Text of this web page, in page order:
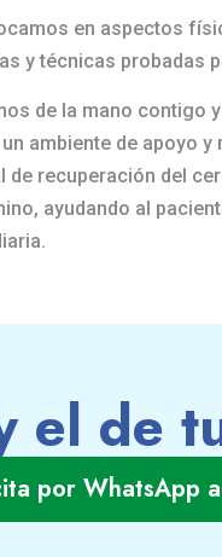
en aspectos
y técnicas probadas
de la mano contigo
ambiente de apoyo
de recuperación del
ayudando al
el de
por WhatsApp